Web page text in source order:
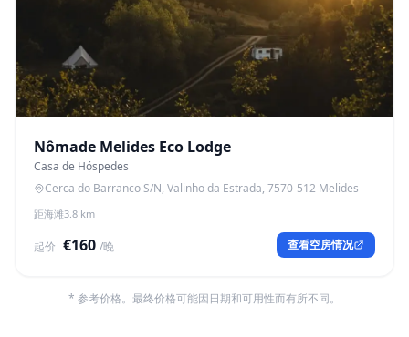
Nômade Melides Eco Lodge
Casa de Hóspedes
Cerca do Barranco S/N, Valinho da Estrada, 7570-512 Melides
距海滩3.8 km
起价 €160 /晚 查看空房情况
* 参考价格。最终价格可能因日期和可用性而有所不同。